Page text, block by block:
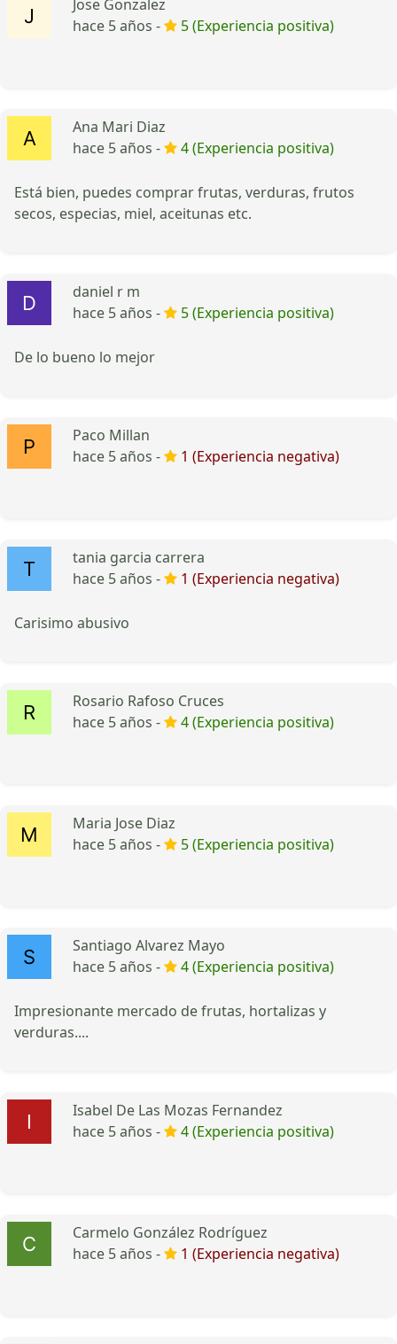
Jose Gonzalez
hace 5 años -
5 (Experiencia positiva)
Ana Mari Diaz
hace 5 años -
4 (Experiencia positiva)
Está bien, puedes comprar frutas, verduras, frutos
secos, especias, miel, aceitunas etc.
daniel r m
hace 5 años -
5 (Experiencia positiva)
De lo bueno lo mejor
Paco Millan
hace 5 años -
1 (Experiencia negativa)
tania garcia carrera
hace 5 años -
1 (Experiencia negativa)
Carisimo abusivo
Rosario Rafoso Cruces
hace 5 años -
4 (Experiencia positiva)
Maria Jose Diaz
hace 5 años -
5 (Experiencia positiva)
Santiago Alvarez Mayo
hace 5 años -
4 (Experiencia positiva)
Impresionante mercado de frutas, hortalizas y
verduras....
Isabel De Las Mozas Fernandez
hace 5 años -
4 (Experiencia positiva)
Carmelo González Rodríguez
hace 5 años -
1 (Experiencia negativa)